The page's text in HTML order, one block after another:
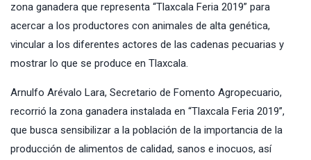
zona ganadera que representa “Tlaxcala Feria 2019” para
acercar a los productores con animales de alta genética,
vincular a los diferentes actores de las cadenas pecuarias y
mostrar lo que se produce en Tlaxcala.
Arnulfo Arévalo Lara, Secretario de Fomento Agropecuario,
recorrió la zona ganadera instalada en “Tlaxcala Feria 2019”,
que busca sensibilizar a la población de la importancia de la
producción de alimentos de calidad, sanos e inocuos, así